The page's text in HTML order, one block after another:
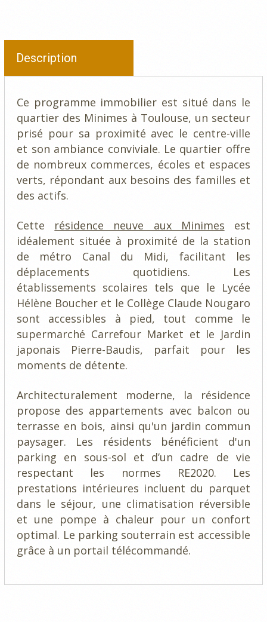
Description
Ce programme immobilier est situé dans le
quartier des Minimes à Toulouse, un secteur
prisé pour sa proximité avec le centre-ville
et son ambiance conviviale. Le quartier offre
de nombreux commerces, écoles et espaces
verts, répondant aux besoins des familles et
des actifs.
Cette résidence neuve aux Minimes est
idéalement située à proximité de la station
de métro Canal du Midi, facilitant les
déplacements quotidiens. Les
établissements scolaires tels que le Lycée
Hélène Boucher et le Collège Claude Nougaro
sont accessibles à pied, tout comme le
supermarché Carrefour Market et le Jardin
japonais Pierre-Baudis, parfait pour les
moments de détente.
Architecturalement moderne, la résidence
propose des appartements avec balcon ou
terrasse en bois, ainsi qu'un jardin commun
paysager. Les résidents bénéficient d'un
parking en sous-sol et d’un cadre de vie
respectant les normes RE2020. Les
prestations intérieures incluent du parquet
dans le séjour, une climatisation réversible
et une pompe à chaleur pour un confort
optimal. Le parking souterrain est accessible
grâce à un portail télécommandé.